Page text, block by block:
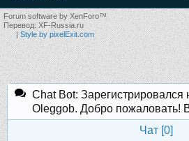
Forum software by XenForo™
Перевод:XF-Russia.ru
|Style by pixelExit.com
Chat Bot: Зарегистрировался
Oleggob. Добро пожаловать!
Чат [0]